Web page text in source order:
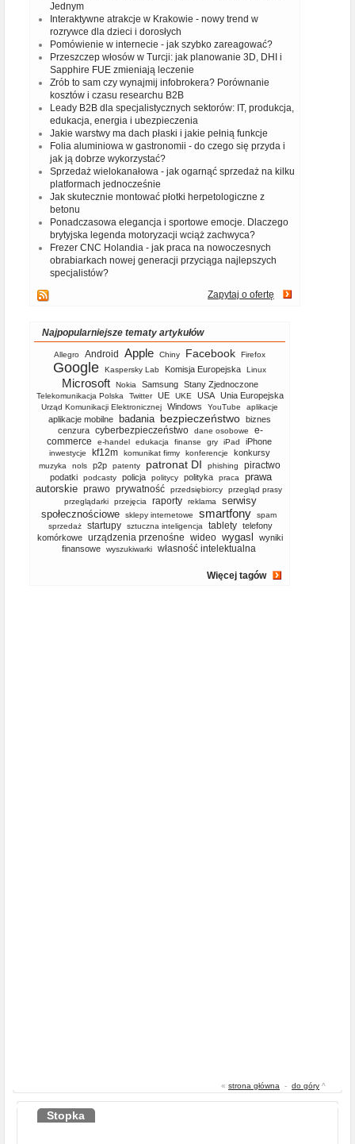
Jednym
Interaktywne atrakcje w Krakowie - nowy trend w
rozrywce dla dzieci i dorosłych
Pomówienie w internecie - jak szybko zareagować?
Przeszczep włosów w Turcji: jak planowanie 3D, DHI i
Sapphire FUE zmieniają leczenie
Zrób to sam czy wynajmij infobrokera? Porównanie
kosztów i czasu researchu B2B
Leady B2B dla specjalistycznych sektorów: IT, produkcja,
edukacja, energia i ubezpieczenia
Jakie warstwy ma dach płaski i jakie pełnią funkcje
Folia aluminiowa w gastronomii - do czego się przyda i
jak ją dobrze wykorzystać?
Sprzedaż wielokanałowa - jak ogarnąć sprzedaż na kilku
platformach jednocześnie
Jak skutecznie montować płotki herpetologiczne z
betonu
Ponadczasowa elegancja i sportowe emocje. Dlaczego
brytyjska legenda motoryzacji wciąż zachwyca?
Frezer CNC Holandia - jak praca na nowoczesnych
obrabiarkach nowej generacji przyciąga najlepszych
specjalistów?
Zapytaj o ofertę
Najpopularniejsze tematy artykułów
Allegro Android Apple Chiny Facebook Firefox
Google Kaspersky Lab Komisja Europejska Linux
Microsoft Nokia Samsung Stany Zjednoczone
Telekomunikacja Polska Twitter UE UKE USA Unia Europejska
Urząd Komunikacji Elektronicznej Windows YouTube aplikacje
aplikacje mobilne badania bezpieczeństwo biznes
cenzura cyberbezpieczeństwo dane osobowe
e-
commerce
e-handel edukacja finanse gry iPad iPhone
inwestycje kf12m komunikat firmy konferencje konkursy
muzyka nols p2p patenty patronat DI phishing piractwo
podatki podcasty policja politycy polityka praca
prawa
autorskie prawo prywatność przedsiębiorcy
przegląd prasy
przeglądarki
przejęcia raporty reklama
serwisy
społecznościowe
sklepy internetowe smartfony
spam
sprzedaż
startupy sztuczna inteligencja tablety telefony
komórkowe
urządzenia przenośne wideo wygasl
wyniki
finansowe
wyszukiwarki własność intelektualna
Więcej tagów
« strona główna - do góry ^
Stopka